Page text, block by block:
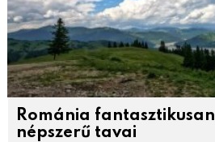
Románia fantasztikusan
népszerű tavai